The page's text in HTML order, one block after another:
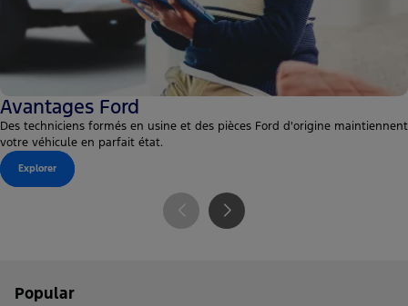
Avantages Ford
Des techniciens formés en usine et des pièces Ford d'origine maintiennent
votre véhicule en parfait état.
Explorer
Popular